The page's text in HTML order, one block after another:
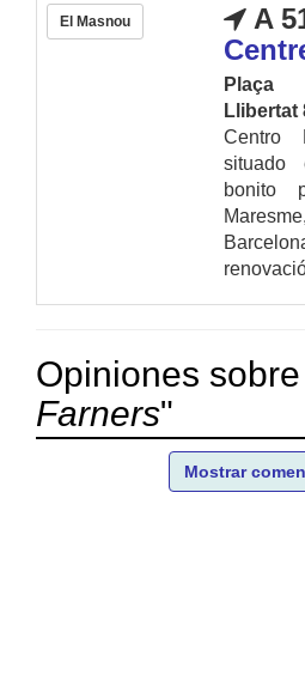
El Masnou
A
Llibertat
Centro
situado
bonito
Opiniones
Farners"
Mostrar